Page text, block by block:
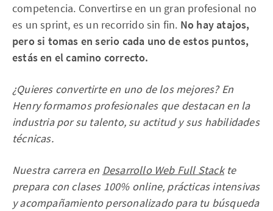
competencia. Convertirse en un gran profesional no
es un sprint, es un recorrido sin fin. No hay atajos,
pero si tomas en serio cada uno de estos puntos,
estás en el camino correcto.
¿Quieres convertirte en uno de los mejores? En
Henry formamos profesionales que destacan en la
industria por su talento, su actitud y sus habilidades
técnicas.
Nuestra carrera en Desarrollo Web Full Stackte
prepara con clases 100% online, prácticas intensivas
y acompañamiento personalizado para tu búsqueda